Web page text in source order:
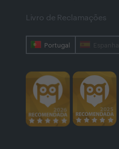
Livro de Reclamações
Portugal Espanha